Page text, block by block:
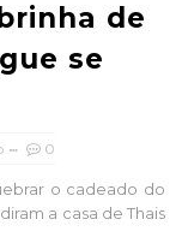
de
se
0
o cadeado do
a casa de Thais